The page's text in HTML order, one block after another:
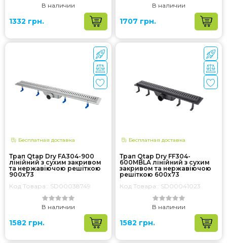
В наличии
1332 грн.
В наличии
1707 грн.
Бесплатная доставка
Трап Qtap Dry FA304-900
лінійний з сухим закривом
та нержавіючою решіткою
900х73
Код Товара:: SD00038749
В наличии
1582 грн.
Бесплатная доставка
Трап Qtap Dry FF304-
600MBLA лінійний з сухим
закривом та нержавіючою
решіткою 600х73
Код Товара:: SD00041023
В наличии
1582 грн.